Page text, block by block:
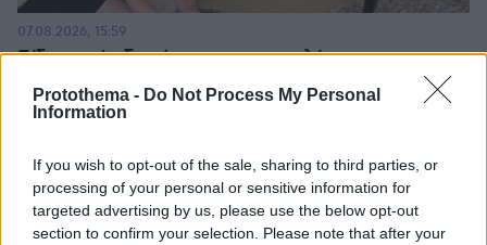
Protothema - Do Not Process My Personal
Information
If you wish to opt-out of the sale, sharing to third parties, or
processing of your personal or sensitive information for
targeted advertising by us, please use the below opt-out
section to confirm your selection. Please note that after your
Είδος υπό εξαφάνιση οι υπερπολύτεκνοι στην
Ελλάδα που γερνάει: Τα... δύο ταψιά μεσημεριανό,
τα επιδόματα, η καθημερινότητά τους
07.08.2026, 15:59